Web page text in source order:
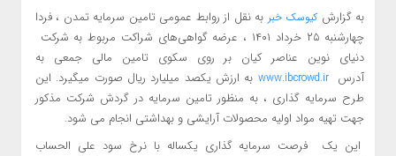
به گزارش کیوسک خبر به نقل از روابط عمومی تامین سرمایه تمدن ، فردا
چهارشنبه ۲۵ خرداد ۱۴۰۱ ، عرضه گواهی‌های شراکت مربوط به شرکت
دنیای نوین عناصر کیان بر روی سکوی تامین مالی جمعی به
آدرسwww.ibcrowd.ir به ارزش یکصد میلیارد ریال صورت میگیرد. این
طرح سرمایه گذاری ، به­ منظور تامین سرمایه در گردش شرکت مذکور
جهت تهیه مواد اولیه محصولات آرایشی و بهداشتی انجام می شود.
این یک فرصت سرمایه گذاری یکساله با نرخ سود علی الحساب